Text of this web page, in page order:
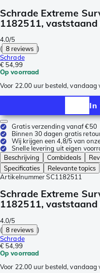
Schrade Extreme
1182511, vaststaand
4.0/5
( 8 reviews )
Schrade
€ 54,99
Op voorraad
Voor 22.00 uur besteld, vandaag
In
Gratis verzending vanaf €50
Binnen 30 dagen gratis
Wij krijgen een 4,8/5 van
Snelle levering uit eigen
Beschrijving
Combideals
Specificaties
Relevante topics
Artikelnummer SC1182511
Schrade Extreme
1182511, vaststaand
4.0/5
( 8 reviews )
Schrade
€ 54,99
Op voorraad
Voor 22.00 uur besteld, vandaag